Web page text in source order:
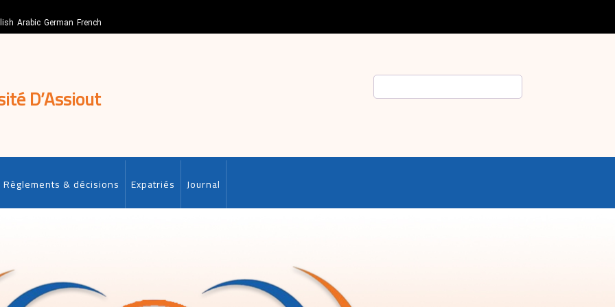
Arabic German French
D’Assiout
Règlements & décisions Expatriés Journal